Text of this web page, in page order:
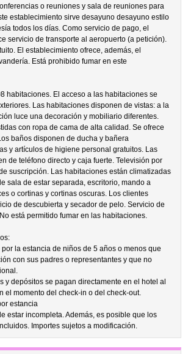
o reuniones y sala de reuniones para
establecimiento sirve desayuno desayuno estilo
todos los días. Como servicio de pago, el
servicio de transporte al aeropuerto (a petición).
El establecimiento ofrece, además, el
Está prohibido fumar en este
habitaciones. El acceso a las habitaciones se
Las habitaciones disponen de vistas: a la
luce una decoración y mobiliario diferentes.
con ropa de cama de alta calidad. Se ofrece
baños disponen de ducha y bañera
y artículos de higiene personal gratuitos. Las
de teléfono directo y caja fuerte. Televisión por
suscripción. Las habitaciones están climatizadas
sala de estar separada, escritorio, mando a
o cortinas y cortinas oscuras. Los clientes
de descubierta y secador de pelo. Servicio de
está permitido fumar en las habitaciones.
la estancia de niños de 5 años o menos que
con sus padres o representantes y que no
y depósitos se pagan directamente en el hotel al
el momento del check-in o del check-out.
estancia
estar incompleta. Además, es posible que los
Importes sujetos a modificación.